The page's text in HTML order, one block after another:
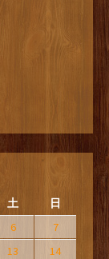
土 日
6
7
13
14